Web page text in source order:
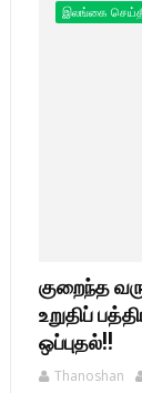
இலங்கை
குறைந்த
உறுதிப்
ஒப்புதல்!!
Thanoshan